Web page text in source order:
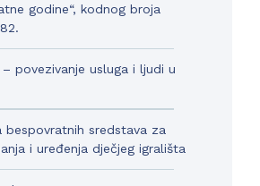
godine“, kodnog broja
povezivanje usluga i ljudi u
bespovratnih sredstava za
i uređenja dječjeg igrališta